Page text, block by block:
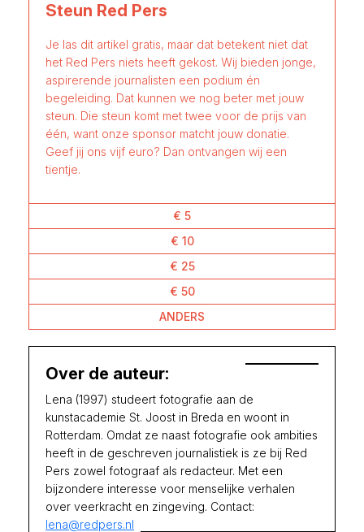
Steun Red Pers
Je las dit artikel gratis, maar dat betekent niet dat
het Red Pers niets heeft gekost. Wij bieden jonge,
aspirerende journalisten een podium én
begeleiding. Dat kunnen we nog beter met jouw
steun. Die steun komt met twee voor de prijs van
één, want onze sponsor matcht jouw donatie.
Geef jij ons vijf euro? Dan ontvangen wij een
tientje.
€ 5
€ 10
€ 25
€ 50
ANDERS
Over de auteur:
Lena (1997) studeert fotografie aan de
kunstacademie St. Joost in Breda en woont in
Rotterdam. Omdat ze naast fotografie ook ambities
heeft in de geschreven journalistiek is ze bij Red
Pers zowel fotograaf als redacteur. Met een
bijzondere interesse voor menselijke verhalen
over veerkracht en zingeving. Contact:
lena@redpers.nl